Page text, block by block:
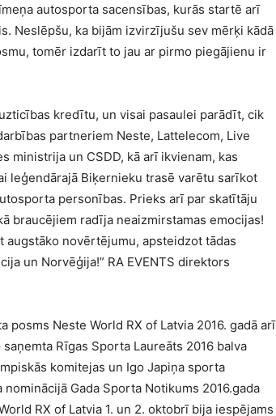
autosporta sacensības, kurās startē arī
Neslēpšu, ka bijām izvirzījušu sev mērķi kādā
tomēr izdarīt to jau ar pirmo piegājienu ir
kredītu, un visai pasaulei parādīt, cik
partneriem Neste, Lattelecom, Live
ministrija un CSDD, kā arī ikvienam, kas
leģendārajā Biķernieku trasē varētu sarīkot
personības. Prieks arī par skatītāju
braucējiem radīja neaizmirstamas emocijas!
augstāko novērtējumu, apsteidzot tādas
un Norvēģija!” RA EVENTS direktors
posms Neste World RX of Latvia 2016. gadā arī
Rīgas Sporta Laureāts 2016 balva
komitejas un Igo Japiņa sporta
Gada Sporta Notikums 2016.gada
RX of Latvia 1. un 2. oktobrī bija iespējams